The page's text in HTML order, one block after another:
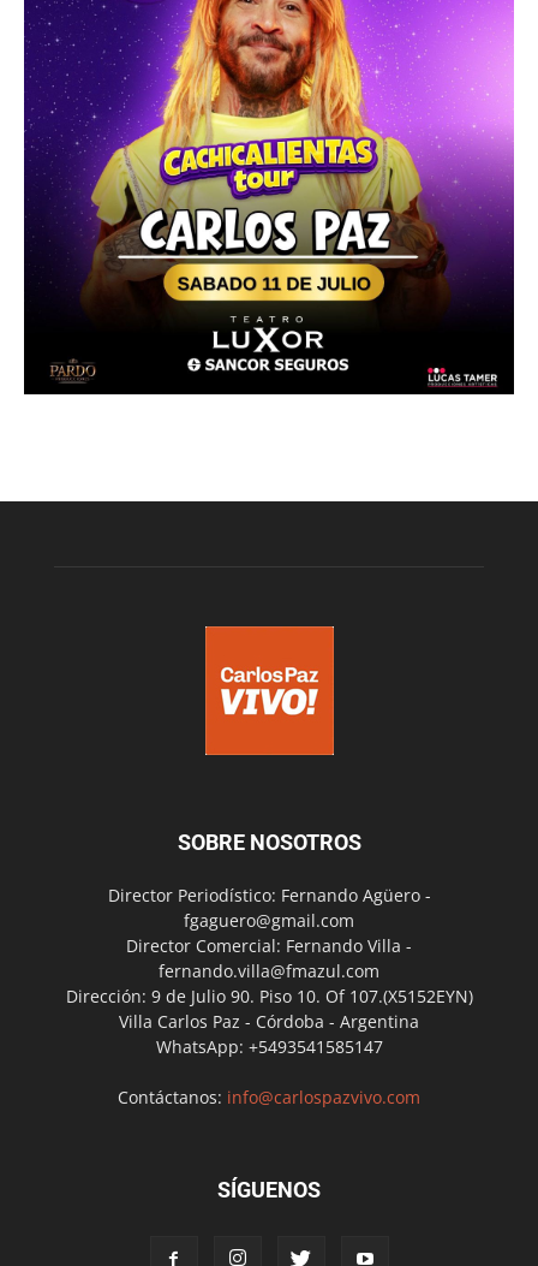
SOBRE NOSOTROS
Director Periodístico: Fernando Agüero -
fgaguero@gmail.com
Director Comercial: Fernando Villa -
fernando.villa@fmazul.com
Dirección: 9 de Julio 90. Piso 10. Of 107.(X5152EYN)
Villa Carlos Paz - Córdoba - Argentina
WhatsApp: +5493541585147
Contáctanos: info@carlospazvivo.com
SÍGUENOS